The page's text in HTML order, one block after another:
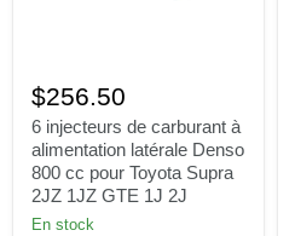
injecteurs
de
carburant
à
alimentation
latérale
Denso
800 cc
$256.50
6 injecteurs de carburant à
alimentation latérale Denso
800 cc pour Toyota Supra
2JZ 1JZ GTE 1J 2J
En stock